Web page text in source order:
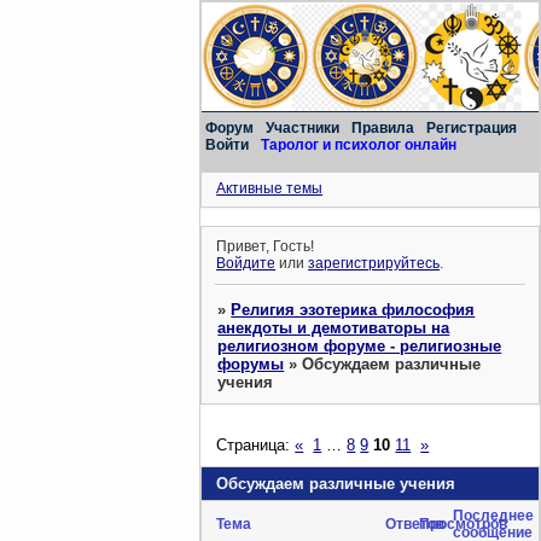
Форум Участники Правила
Регистрация
Войти
Таролог и психолог онлайн
Активные темы
Привет, Гость!
Войдите илизарегистрируйтесь.
»Религия эзотерика философия
анекдоты и демотиваторы на
религиозном форуме - религиозные
форумы »Обсуждаем различные
учения
Обсуждаем различные учения
Страница:« 1 8 9 10 11 »
Тема ОтветовПросмотров
Последнее
сообщение